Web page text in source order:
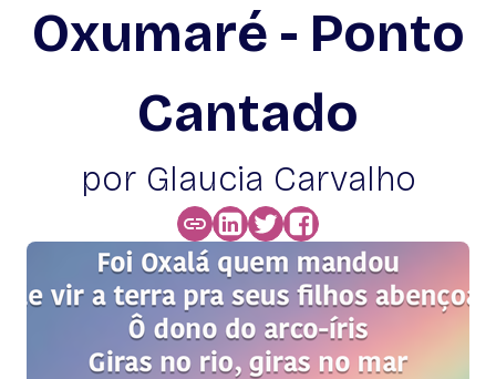
Oxumaré - Ponto
Cantado
por Glaucia Carvalho